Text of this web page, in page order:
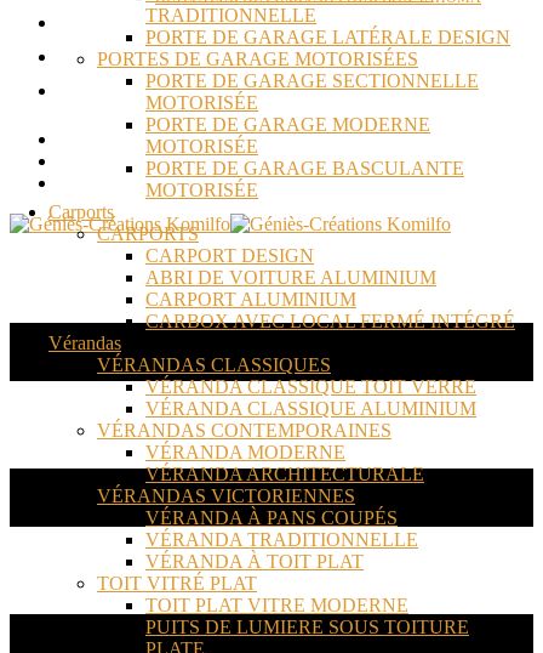
ACTUALITÉS
RÉALISATIONS
CONTACT
TRADITIONNELLE
PORTE DE GARAGE LATÉRALE DESIGN
PORTES DE GARAGE MOTORISÉES
PORTE DE GARAGE SECTIONNELLE
MOTORISÉE
PORTE DE GARAGE MODERNE
MOTORISÉE
PORTE DE GARAGE BASCULANTE
MOTORISÉE
Carports
CARPORTS
CARPORT DESIGN
ABRI DE VOITURE ALUMINIUM
CARPORT ALUMINIUM
CARBOX AVEC LOCAL FERMÉ INTÉGRÉ
Vérandas
VÉRANDAS CLASSIQUES
VÉRANDA CLASSIQUE TOIT VERRE
VÉRANDA CLASSIQUE ALUMINIUM
VÉRANDAS CONTEMPORAINES
VÉRANDA MODERNE
VÉRANDA ARCHITECTURALE
VÉRANDAS VICTORIENNES
VÉRANDA À PANS COUPÉS
VÉRANDA TRADITIONNELLE
VÉRANDA À TOIT PLAT
TOIT VITRÉ PLAT
TOIT PLAT VITRE MODERNE
PUITS DE LUMIERE SOUS TOITURE
PLATE